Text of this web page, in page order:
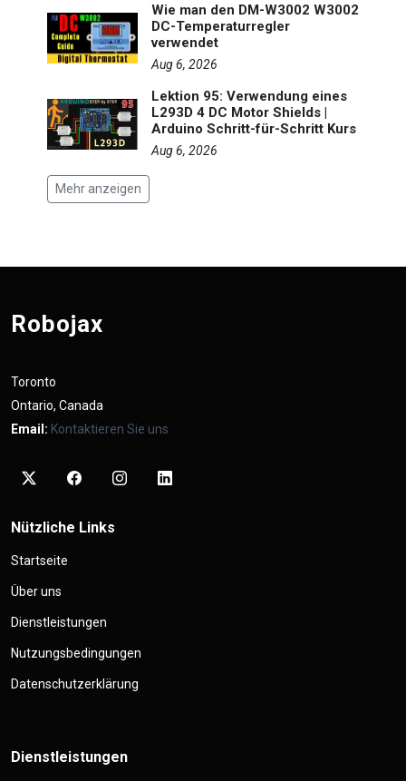
Wie man den DM-W3002 W3002
DC-Temperaturregler
verwendet
Aug 6, 2026
Lektion 95: Verwendung eines
L293D 4 DC Motor Shields |
Arduino Schritt-für-Schritt Kurs
Aug 6, 2026
Mehr anzeigen
Robojax
Toronto
Ontario, Canada
Email: Kontaktieren Sie uns
Nützliche Links
Startseite
Über uns
Dienstleistungen
Nutzungsbedingungen
Datenschutzerklärung
Dienstleistungen